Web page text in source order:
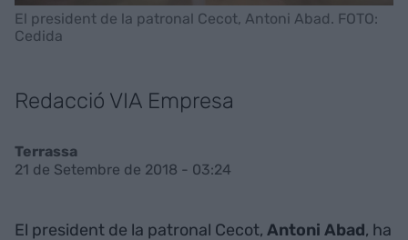
El president de la patronal Cecot, Antoni Abad. FOTO:
Cedida
Redacció VIA Empresa
Terrassa
21 de Setembre de 2018 - 03:24
El president de la patronal Cecot, Antoni Abad, ha